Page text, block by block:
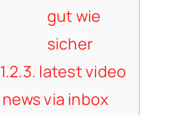
gut wie
sicher
1.2.3. latest video
news via inbox